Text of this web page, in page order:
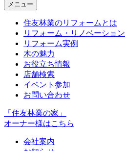
メニュー
住友林業のリフォームとは
リフォーム・リノベーション
リフォーム実例
木の魅力
お役立ち情報
店舗検索
イベント参加
お問い合わせ
「住友林業の家」
オーナー様はこちら
会社案内